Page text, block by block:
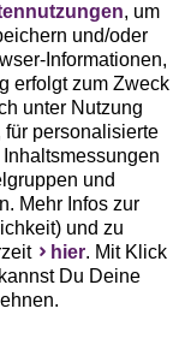
, um
und/oder
Informationen,
erfolgt zum Zweck
unter Nutzung
personalisierte
und
Mehr Infos zur
und zu
hier. Mit Klick
kannst Du Deine